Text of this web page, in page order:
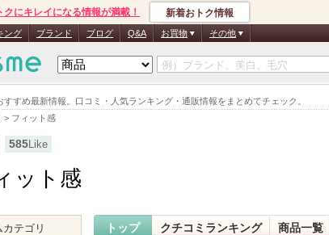
すすめ最新情報。口コミ・人気ランキング・通販情報をまとめてチェック。
> フィット感
クにキレイになる情報が満載！ 新着おトク情報
ング ブランド ブログ Q&A お買物 その他
585Like
ット感
トップ クチコミランキング 商品一覧
テゴリ